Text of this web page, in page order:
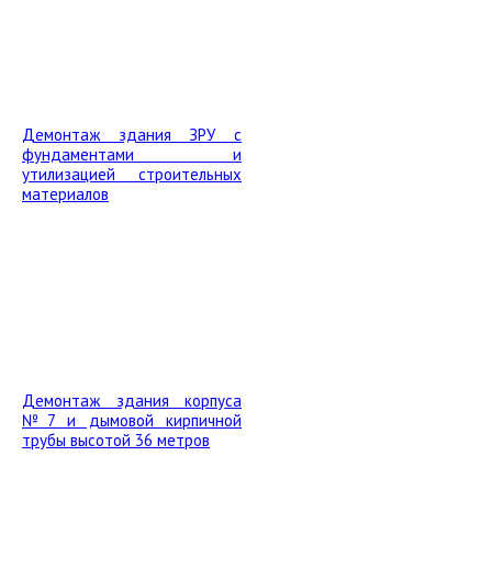
Демонтаж здания ЗРУ с
фундаментами и
утилизацией строительных
материалов
Демонтаж здания корпуса
№7 и дымовой кирпичной
трубы высотой 36 метров